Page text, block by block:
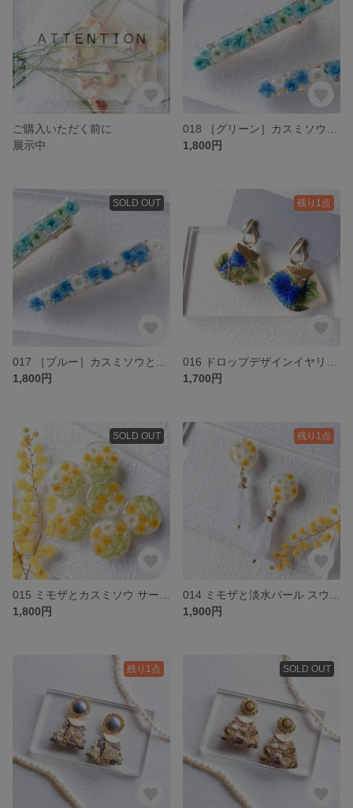
ご購入いただく前に
展示中
1,800円
SOLD OUT
1,800円
残り1点
1,700円
SOLD OUT
1,800円
残り1点
1,900円
残り1点 SOLD OUT